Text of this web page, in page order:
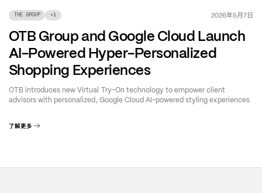
THE GROUP +1 2026年5月7日
OTB Group and Google Cloud Launch
AI-Powered Hyper-Personalized
Shopping Experiences
OTB introduces new Virtual Try-On technology to empower client
advisors with personalized, Google Cloud AI-powered styling experiences
了解更多